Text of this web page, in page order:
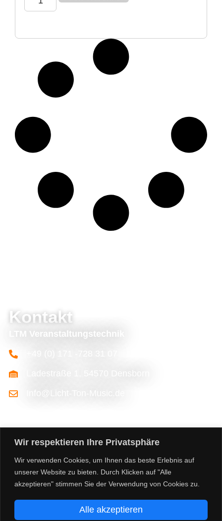
Wir respektieren Ihre Privatsphäre
Wir verwenden Cookies, um Ihnen das beste Erlebnis auf
unserer Website zu bieten. Durch Klicken auf "Alle
akzeptieren" stimmen Sie der Verwendung von Cookies zu.
Alle akzeptieren
Kontakt
LTM Veranstaltungstechnik
©2026 licht-ton-music.de